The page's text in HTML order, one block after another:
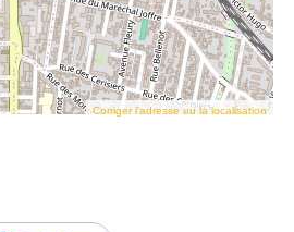
Corriger l’adresse ou la localisation